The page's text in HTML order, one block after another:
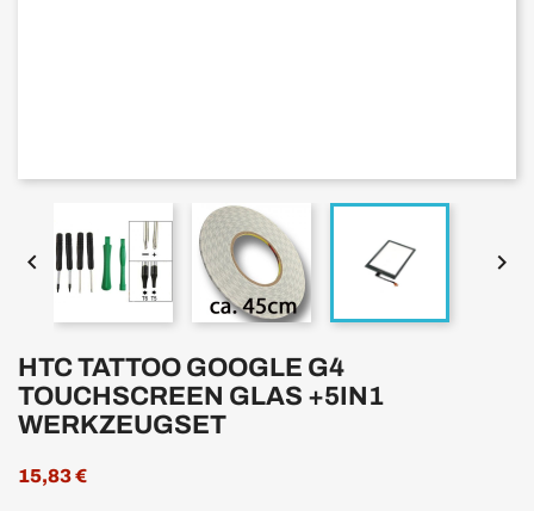
 
HTC TATTOO GOOGLE G4
TOUCHSCREEN GLAS +5IN1
WERKZEUGSET
15,83 €